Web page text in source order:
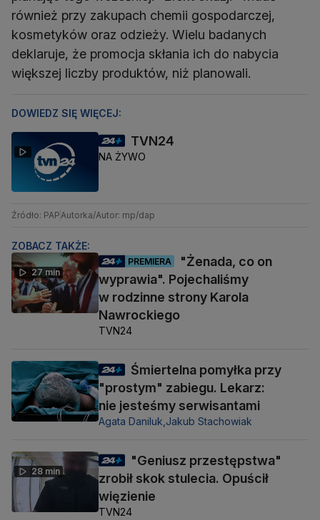
również przy zakupach chemii gospodarczej,
kosmetyków oraz odzieży. Wielu badanych
deklaruje, że promocja skłania ich do nabycia
większej liczby produktów, niż planowali.
DOWIEDZ SIĘ WIĘCEJ:
TVN24
NA ŻYWO
Źródło: PAPAutorka/Autor: mp/dap
ZOBACZ TAKŻE:
27 min
PREMIERA
"Żenada, co on
wyprawia". Pojechaliśmy
w rodzinne strony Karola
Nawrockiego
TVN24
Śmiertelna pomyłka przy
"prostym" zabiegu. Lekarz:
nie jesteśmy serwisantami
Agata Daniluk,Jakub Stachowiak
28 min
"Geniusz przestępstwa"
zrobił skok stulecia. Opuścił
więzienie
TVN24